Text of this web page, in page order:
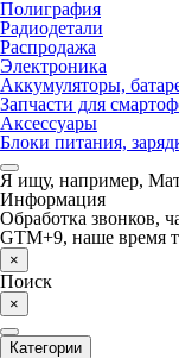
Полиграфия
Радиодетали
Распродажа
Электроника
Аккумуляторы,
Запчасти для
Аксессуары
Блоки питания,
Я ищу, например,
Информация
Обработка звонков,
GTM+9, наше время
×
Поиск
×
Категории